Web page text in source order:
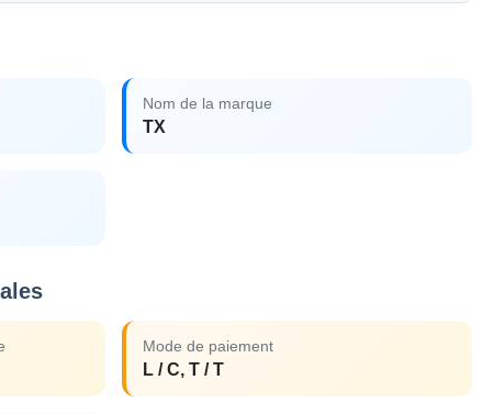
Nom de la marque
TX
Mode de paiement
L / C, T / T